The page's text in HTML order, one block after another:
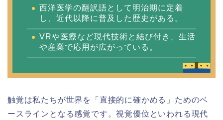
西洋医学の翻訳語として明治期に定着
し、近代以降に普及した歴史がある。
VRや医療など現代技術と結び付き、生活
や産業で応用が広がっている。
触覚は私たちが世界を「直接的に確かめる」ためのベ
ースラインとなる感覚です。視覚優位といわれる現代